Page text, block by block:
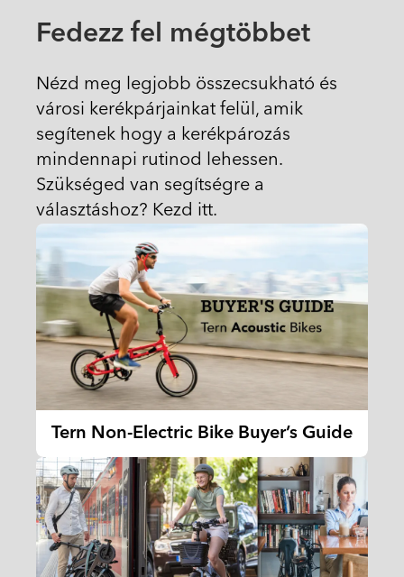
Fedezz fel mégtöbbet
Nézd meg legjobb összecsukható és
városi kerékpárjainkat felül, amik
segítenek hogy a kerékpározás
mindennapi rutinod lehessen.
Szükséged van segítségre a
választáshoz? Kezd itt.
Tern Non-Electric Bike Buyer’s Guide